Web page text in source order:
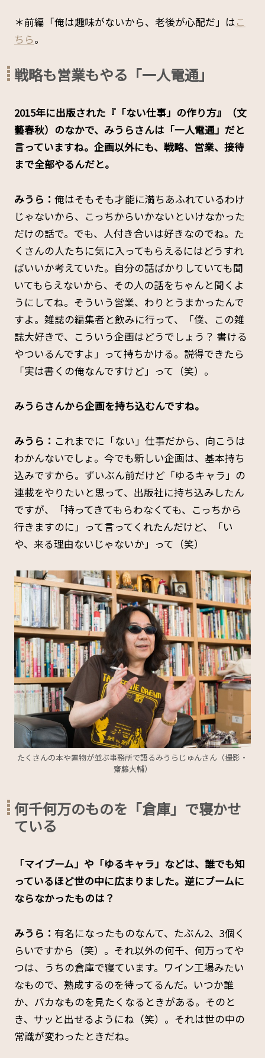
＊前編「俺は趣味がないから、老後が心配だ」はこ
ちら。
戦略も営業もやる「一人電通」
――2015年に出版された 『「ない仕事」の作り方』（文
藝春秋）のなかで、みうらさんは「一人電通」だと
言っていますね。企画以外にも、戦略、営業、接待
まで全部やるんだと。
みうら： 俺はそもそも才能に満ちあふれているわけ
じゃないから、こっちからいかないといけなかった
だけの話で。でも、人付き合いは好きなのでね。た
くさんの人たちに気に入ってもらえるにはどうすれ
ばいいか考えていた。自分の話ばかりしていても聞
いてもらえないから、その人の話をちゃんと聞くよ
うにしてね。そういう営業、わりとうまかったんで
すよ。雑誌の編集者と飲みに行って、「僕、この雑
誌大好きで、こういう企画はどうでしょう？ 書ける
やついるんですよ」って持ちかける。説得できたら
「実は書くの俺なんですけど」って（笑）。
みうらさんから企画を持ち込むんですね。
みうら： これまでに「ない」仕事だから、向こうは
わかんないでしょ。今でも新しい企画は、基本持ち
込みですから。ずいぶん前だけど「ゆるキャラ」の
連載をやりたいと思って、出版社に持ち込みしたん
ですが、「持ってきてもらわなくても、こっちから
行きますのに」って言ってくれたんだけど、「い
や、来る理由ないじゃないか」って（笑）
たくさんの本や置物が並ぶ事務所で語るみうらじゅんさん（撮影・
齋藤大輔）
何千何万のものを「倉庫」で寝かせ
ている
「マイブーム」や「ゆるキャラ」などは、誰でも知
っているほど世の中に広まりました。逆にブームに
ならなかったものは？
みうら： 有名になったものなんて、たぶん2、3個く
らいですから（笑）。それ以外の何千、何万ってや
つは、うちの倉庫で寝ています。ワイン工場みたい
なもので、熟成するのを待ってるんだ。いつか誰
か、バカなものを見たくなるときがある。そのと
き、サッと出せるようにね（笑）。それは世の中の
常識が変わったときだね。